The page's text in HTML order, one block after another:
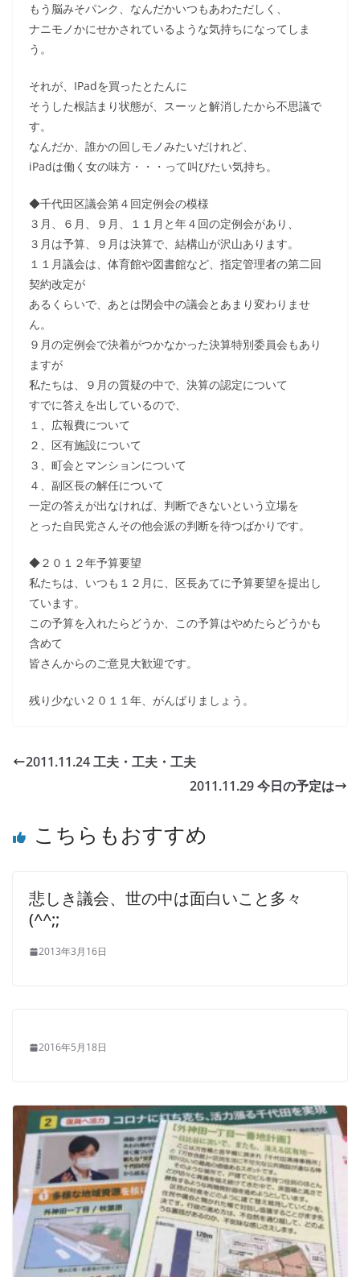
もう脳みそパンク、なんだかいつもあわただしく、
ナニモノかにせかされているような気持ちになってしま
う。
それが、IPadを買ったとたんに
そうした根詰まり状態が、スーッと解消したから不思議で
す。
なんだか、誰かの回しモノみたいだけれど、
iPadは働く女の味方・・・って叫びたい気持ち。
◆千代田区議会第４回定例会の模様
３月、６月、９月、１１月と年４回の定例会があり、
３月は予算、９月は決算で、結構山が沢山あります。
１１月議会は、体育館や図書館など、指定管理者の第二回
契約改定が
あるくらいで、あとは閉会中の議会とあまり変わりませ
ん。
９月の定例会で決着がつかなかった決算特別委員会もあり
ますが
私たちは、９月の質疑の中で、決算の認定について
すでに答えを出しているので、
１、広報費について
２、区有施設について
３、町会とマンションについて
４、副区長の解任について
一定の答えが出なければ、判断できないという立場を
とった自民党さんその他会派の判断を待つばかりです。
◆２０１２年予算要望
私たちは、いつも１２月に、区長あてに予算要望を提出し
ています。
この予算を入れたらどうか、この予算はやめたらどうかも
含めて
皆さんからのご意見大歓迎です。
残り少ない２０１１年、がんばりましょう。
2011.11.24 工夫・工夫・工夫
2011.11.29 今日の予定は
こちらもおすすめ
悲しき議会、世の中は面白いこと多々
(^^;;
2013年3月16日
2016年5月18日